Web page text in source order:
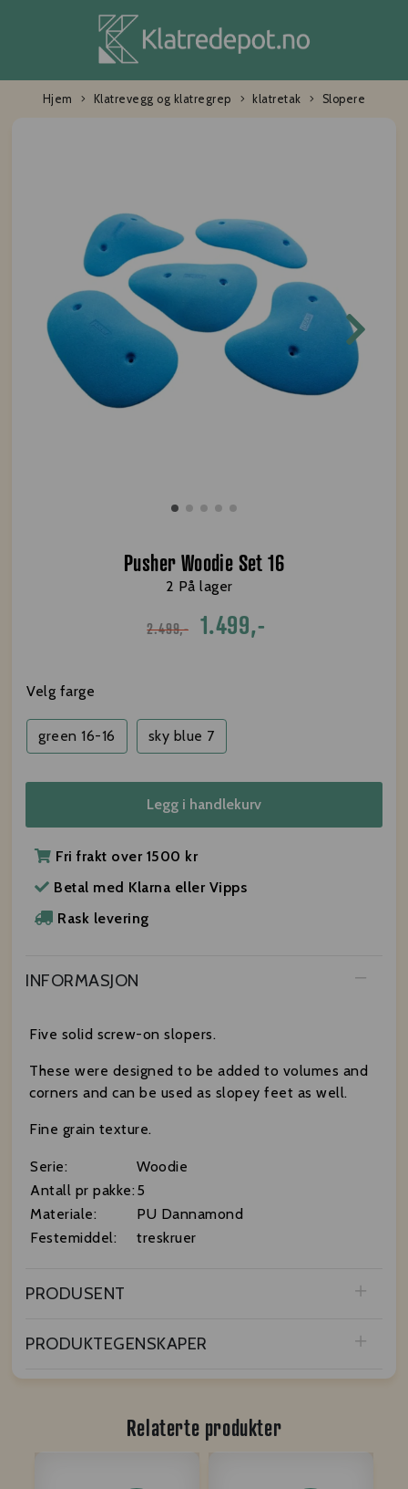
Hjem Klatrevegg og klatregrep klatretak Slopere
Pusher Woodie Set 16
2 På lager
2.499,- 1.499,-
Velg farge
green 16-16 sky blue 7
Legg i handlekurv
Fri frakt over 1500 kr
Betal med Klarna eller Vipps
Rask levering
INFORMASJON
Five solid screw-on slopers.
These were designed to be added to volumes and
corners and can be used as slopey feet as well.
Fine grain texture.
Serie:
Woodie
Antall pr pakke: 5
Materiale:
PU Dannamond
Festemiddel:
treskruer
PRODUSENT
PRODUKTEGENSKAPER
Relaterte produkter